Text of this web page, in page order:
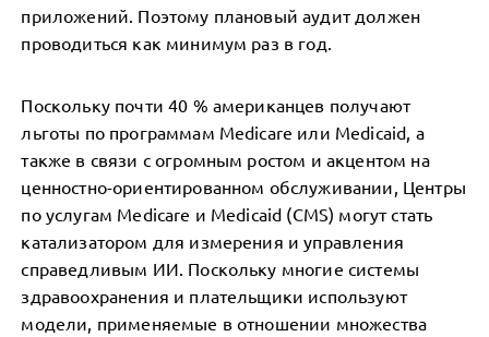
приложений. Поэтому плановый аудит должен
проводиться как минимум раз в год.
Поскольку почти 40 % американцев получают
льготы по программам Medicare или Medicaid, а
также в связи с огромным ростом и акцентом на
ценностно-ориентированном обслуживании, Центры
по услугам Medicare и Medicaid (CMS) могут стать
катализатором для измерения и управления
справедливым ИИ. Поскольку многие системы
здравоохранения и плательщики используют
модели, применяемые в отношении множества